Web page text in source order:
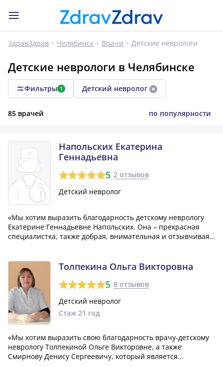
ЗдравЗдрав Челябинск Врачи Детские неврологи
Детские неврологи в Челябинске
Фильтры 1 Детский невролог
85 врачей по популярности
Напольских Екатерина
Геннадьевна
5 2 отзывов
Детский невролог
«Мы хотим выразить благодарность детскому неврологу
Екатерине Геннадьевне Напольских. Она – прекрасная
специалистка, также добрая, внимательная и отзывчивая.
Толпекина Ольга Викторовна
5 8 отзывов
Детский невролог
Стаж 21 год
«Мы хотим выразить свою благодарность врачу-детскому
неврологу Толпекиной Ольге Викторовне, а также
Смирнову Денису Сергеевичу, который является